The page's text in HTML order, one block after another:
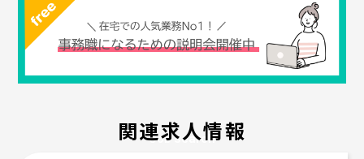
関連求人情報
Job search